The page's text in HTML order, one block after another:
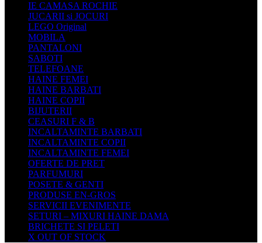
IE CAMASA ROCHIE
JUCARII si JOCURI
LEGO Original
MOBILA
PANTALONI
SABOTI
TELEFOANE
HAINE FEMEI
HAINE BARBATI
HAINE COPII
BIJUTERII
CEASURI F & B
INCALTAMINTE BARBATI
INCALTAMINTE COPII
INCALTAMINTE FEMEI
OFERTE DE PRET
PARFUMURI
POSETE & GENTI
PRODUSE EN-GROS
SERVICII EVENIMENTE
SETURI – MIXURI HAINE DAMA
BRICHETE SI PELETI
X OUT OF STOCK